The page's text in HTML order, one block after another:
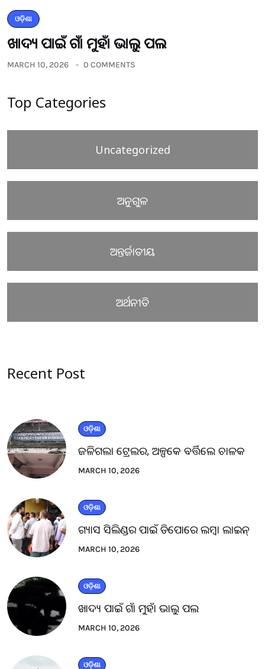
ଓଡ଼ିଶା
ଖାଦ୍ୟ ପାଇଁ ଗାଁ ମୁହାଁ ଭାଲୁ ପଲ
MARCH 10, 2026 0 COMMENTS
Top Categories
Uncategorized
ଅନୁଗୁଳ
ଅନ୍ତର୍ଜାତୀୟ
ଅର୍ଥନୀତି
Recent Post
ଓଡ଼ିଶା
ଜଳିଗଲା ଟ୍ରେଲର, ଅଳ୍ପକେ ବର୍ତ୍ତିଲେ ଚାଳକ
MARCH 10, 2026
ଓଡ଼ିଶା
ଗ୍ୟାସ ସିଲିଣ୍ଡର ପାଇଁ ଡିପୋରେ ଲମ୍ବା ଲାଇନ୍
MARCH 10, 2026
ଓଡ଼ିଶା
ଖାଦ୍ୟ ପାଇଁ ଗାଁ ମୁହାଁ ଭାଲୁ ପଲ
MARCH 10, 2026
ଓଡ଼ିଶା